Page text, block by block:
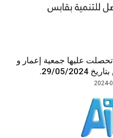
تحصلت عليها جمعية إعمار و
05/2024.